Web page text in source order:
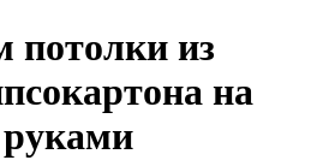
потолки из
на